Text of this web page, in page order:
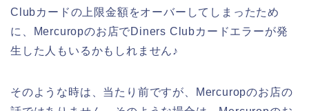
Clubカードの上限金額をオーバーしてしまったため
に、Mercuropのお店でDiners Clubカードエラーが発
生した人もいるかもしれません♪
そのような時は、当たり前ですが、Mercuropのお店の